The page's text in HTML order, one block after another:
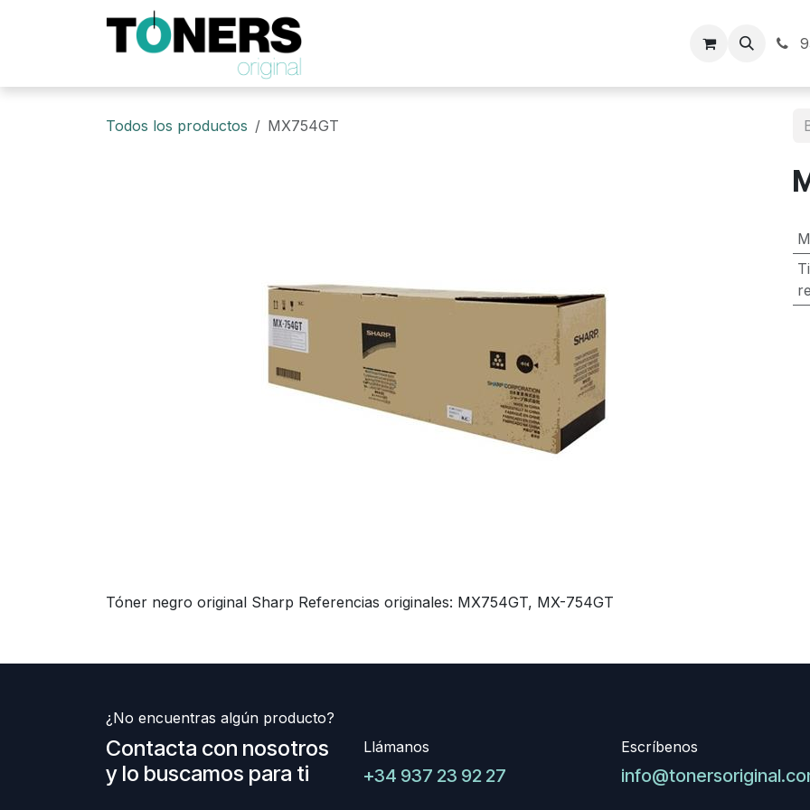
Todos los productos MX754GT
Tóner negro original Sharp Referencias originales: MX754GT, MX-754GT
¿No encuentras algún producto?
Contacta con nosotros
y lo buscamos para ti
Llámanos
+34 937 23 92 27
Escríbenos